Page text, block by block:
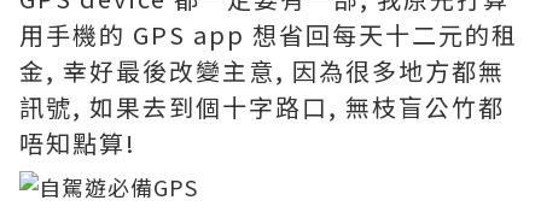
用手機的 GPS app 想省回每天十二元的租
金, 幸好最後改變主意, 因為很多地方都無
訊號, 如果去到個十字路口, 無枝盲公竹都
唔知點算!